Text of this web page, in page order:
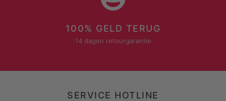
100% GELD TERUG
14 dagen retourgarantie
SERVICE HOTLINE